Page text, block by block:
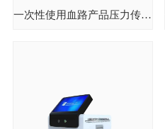
一次性使用血路产品压力传递性能测试仪